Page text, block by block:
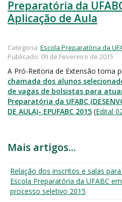
Preparatória da
Aplicação de Aula
Categoria: Escola Preparatória da
Publicado: 09 de Fevereiro de 2015
A Pró-Reitoria de Extensão torna
chamada dos alunos
de vagas de bolsistas para
Preparatória da UFABC
DE AULA)- EPUFABC 2015 (Edital
Mais artigos...
Relação dos inscritos e salas
Escola Preparatória da UFABC
processo seletivo 2015